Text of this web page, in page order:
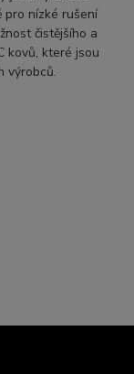
pro nízké rušení
čistějšího a
kovů, které jsou
výrobců.